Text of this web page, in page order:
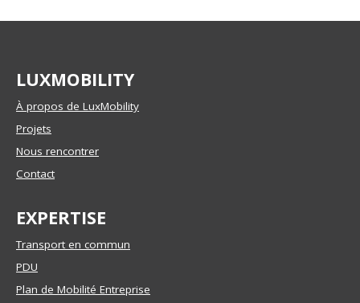
LUXMOBILITY
À propos de LuxMobility
Projets
Nous rencontrer
Contact
EXPERTISE
Transport en commun
PDU
Plan de Mobilité Entreprise